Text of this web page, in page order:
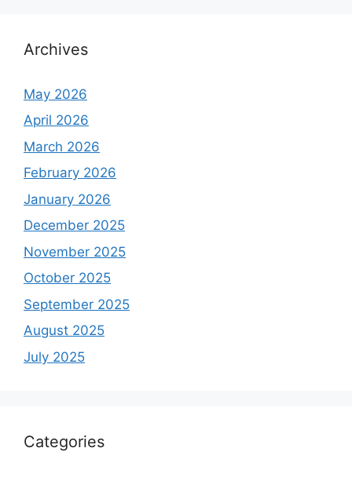
Archives
May 2026
April 2026
March 2026
February 2026
January 2026
December 2025
November 2025
October 2025
September 2025
August 2025
July 2025
Categories